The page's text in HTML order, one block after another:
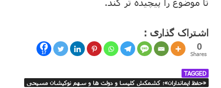
اشتراک گذاری :
17
0
Shares
TAGGED
«حفظ ایمانداران»؛ کشمکش کلیسا و دولت ها و سهم نوکیشان مسیحی